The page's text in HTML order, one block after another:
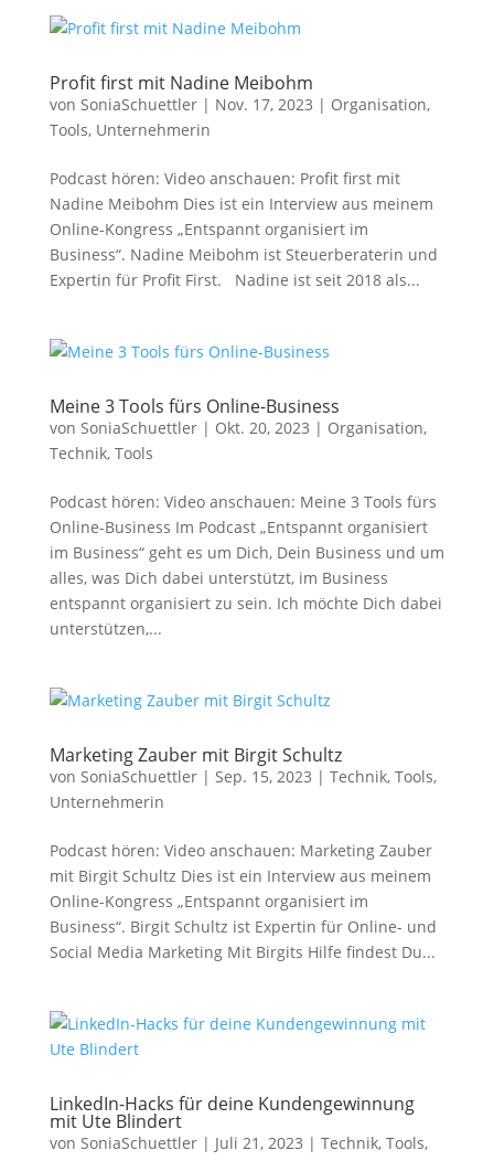
Profit first mit Nadine Meibohm
von SoniaSchuettler| Nov. 17, 2023 | Organisation,
Tools, Unternehmerin
Podcast hören: Video anschauen: Profit first mit
Nadine Meibohm Dies ist ein Interview aus meinem
Online-Kongress „Entspannt organisiert im
Business“. Nadine Meibohm ist Steuerberaterin und
Expertin für Profit First. Nadine ist seit 2018 als...
Meine 3 Tools fürs Online-Business
von SoniaSchuettler| Okt. 20, 2023 | Organisation,
Technik, Tools
Podcast hören: Video anschauen: Meine 3 Tools fürs
Online-Business Im Podcast „Entspannt organisiert
im Business“ geht es um Dich, Dein Business und um
alles, was Dich dabei unterstützt, im Business
entspannt organisiert zu sein. Ich möchte Dich dabei
unterstützen,...
Marketing Zauber mit Birgit Schultz
von SoniaSchuettler| Sep. 15, 2023 | Technik, Tools,
Unternehmerin
Podcast hören: Video anschauen: Marketing Zauber
mit Birgit Schultz Dies ist ein Interview aus meinem
Online-Kongress „Entspannt organisiert im
Business“. Birgit Schultz ist Expertin für Online- und
Social Media Marketing Mit Birgits Hilfe findest Du...
LinkedIn-Hacks für deine Kundengewinnung
mit Ute Blindert
von SoniaSchuettler| Juli 21, 2023 | Technik, Tools,